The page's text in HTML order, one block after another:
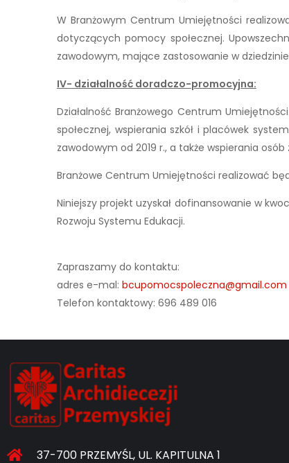
W Branżowym Centrum Umiejętności
dotyczących pomocy społecznej.
zawodowym, mające zastosowanie w
IV- działalność doradczo-promocyjna:
Działalność Branżowego Centrum
społecznej, wspierania szkół i placówek
zawodowym od 2019 r., a także wspierania
Branżowe Centrum Umiejętności realizować
Niniejszy projekt uzyskał dofinansowanie w
Rozwoju Systemu Edukacji.
Zapraszamy do kontaktu:
adres e-mal: bcupomocspoleczna@gmail.com
Telefon kontaktowy: 696 489 016
37-700 PRZEMYŚL, UL. KAPITULNA 1